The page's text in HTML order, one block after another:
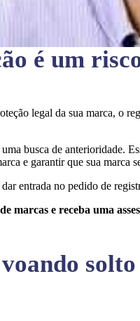
é um
legal da sua marca, o
busca de anterioridade.
e garantir que sua marca
entrada no pedido de
marcas e receba uma